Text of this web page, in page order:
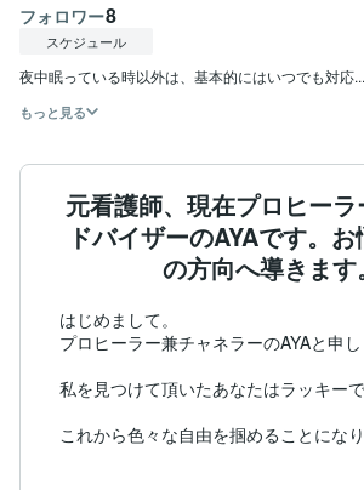
フォロワー8
スケジュール
夜中眠っている時以外は、基本的にはいつでも対応...
もっと見る
元看護師、現在プロヒー
ドバイザーのAYAです。
の方向へ導きます
はじめまして。
プロヒーラー兼チャネラーのAYAと申し
私を見つけて頂いたあなたはラッキー
これから色々な自由を掴めることになり